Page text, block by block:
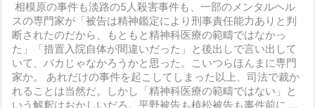
相模原の事件も淡路の5人殺害事件も、一部のメンタルヘル
スの専門家が「被告は精神鑑定により刑事責任能力ありと判
断されたのだから、もともと精神科医療の範疇ではなかっ
た」「措置入院自体が間違いだった」と後出しで言い出して
いて、バカじゃなかろうかと思った。こいつらほんまに専門
家か。
あれだけの事件を起こしてしまった以上、司法で裁か
れることは当然だ。しかし「精神科医療の範疇ではない」と
いう解釈はおかしいだろ。平野被告も植松被告も事件前に ...